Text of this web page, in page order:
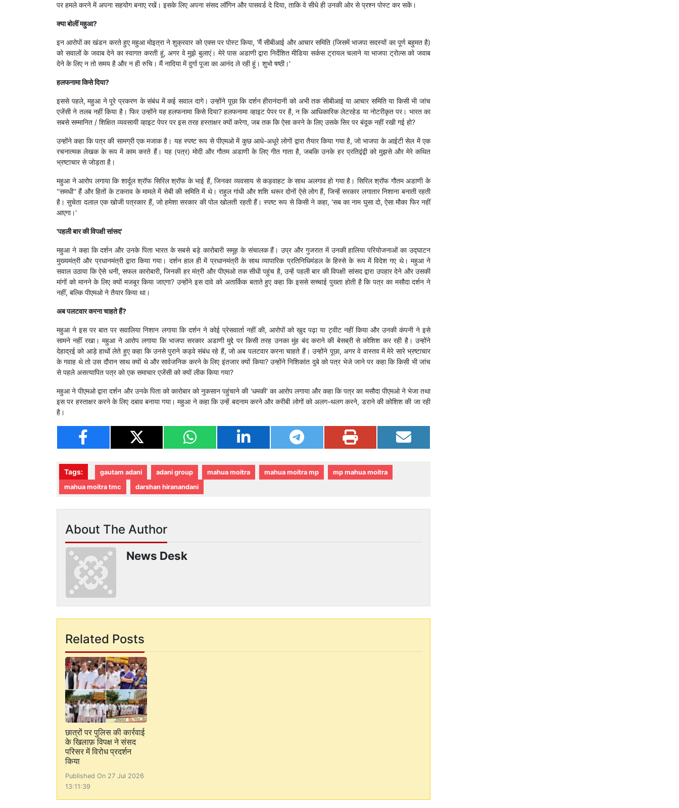
पर हमले करने में अपना सहयोग बनाए रखें। इसके लिए अपना संसद लॉगिन और पासवर्ड दे दिया, ताकि वे सीधे ही उनकी ओर से प्रश्न पोस्ट कर सकें।
क्या बोलीं महुआ?
इन आरोपों का खंडन करते हुए महुआ मोइत्रा ने शुक्रवार को एक्स पर पोस्ट किया, 'मैं सीबीआई और आचार समिति (जिसमें भाजपा सदस्यों का पूर्ण बहुमत है)
को सवालों के जवाब देने का स्वागत करती हूं, अगर वे मुझे बुलाएं। मेरे पास अडाणी द्वारा निर्देशित मीडिया सर्कस ट्रायल चलाने या भाजपा ट्रोल्स को जवाब
देने के लिए न तो समय है और न ही रुचि। मैं नादिया में दुर्गा पूजा का आनंद ले रही हूं। शुभो षष्ठी।'
हलफनामा किसे दिया?
इससे पहले, महुआ ने पूरे प्रकरण के संबंध में कई सवाल दागे। उन्होंने पूछा कि दर्शन हीरानंदानी को अभी तक सीबीआई या आचार समिति या किसी भी जांच
एजेंसी ने तलब नहीं किया है। फिर उन्होंने यह हलफनामा किसे दिया? हलफनामा व्हाइट पेपर पर है, न कि आधिकारिक लेटरहेड या नोटरीकृत पर। भारत का
सबसे सम्मानित / शिक्षित व्यवसायी व्हाइट पेपर पर इस तरह हस्ताक्षर क्यों करेगा, जब तक कि ऐसा करने के लिए उसके सिर पर बंदूक नहीं रखी गई हो?
उन्होंने कहा कि पत्र की सामग्री एक मजाक है। यह स्पष्ट रूप से पीएमओ में कुछ आधे-अधूरे लोगों द्वारा तैयार किया गया है, जो भाजपा के आईटी सेल में एक
रचनात्मक लेखक के रूप में काम करते हैं। यह (पत्र) मोदी और गौतम अडाणी के लिए गीत गाता है, जबकि उनके हर प्रतिद्वंद्वी को मुझसे और मेरे कथित
भ्रष्टाचार से जोड़ता है।
महुआ ने आरोप लगाया कि शार्दूल श्रॉफ सिरिल श्रॉफ के भाई हैं, जिनका व्यवसाय से कड़वाहट के साथ अलगाव हो गया है। सिरिल श्रॉफ गौतम अडाणी के
''समधी'' हैं और हितों के टकराव के मामले में सेबी की समिति में थे। राहुल गांधी और शशि थरूर दोनों ऐसे लोग हैं, जिन्हें सरकार लगातार निशाना बनाती रहती
है। सुचेता दलाल एक खोजी पत्रकार हैं, जो हमेशा सरकार की पोल खोलती रहती हैं। स्पष्ट रूप से किसी ने कहा, 'सब का नाम घुसा दो, ऐसा मौका फिर नहीं
आएगा।'
'पहली बार की विपक्षी सांसद'
महुआ ने कहा कि दर्शन और उनके पिता भारत के सबसे बड़े कारोबारी समूह के संचालक हैं। उप्र और गुजरात में उनकी हालिया परियोजनाओं का उद्घाटन
मुख्यमंत्री और प्रधानमंत्री द्वारा किया गया। दर्शन हाल ही में प्रधानमंत्री के साथ व्यापारिक प्रतिनिधिमंडल के हिस्से के रूप में विदेश गए थे। महुआ ने
सवाल उठाया कि ऐसे धनी, सफल कारोबारी, जिनकी हर मंत्री और पीएमओ तक सीधी पहुंच है, उन्हें पहली बार की विपक्षी सांसद द्वारा उपहार देने और उसकी
मांगों को मानने के लिए क्यों मजबूर किया जाएगा? उन्होंने इस दावे को अतार्किक बताते हुए कहा कि इससे सच्चाई पुख्ता होती है कि पत्र का मसौदा दर्शन ने
नहीं, बल्कि पीएमओ ने तैयार किया था।
अब पलटवार करना चाहते हैं?
महुआ ने इस पर बात पर सवालिया निशान लगाया कि दर्शन ने कोई प्रेसवार्ता नहीं की, आरोपों को खुद पढ़ा या ट्वीट नहीं किया और उनकी कंपनी ने इसे
सामने नहीं रखा। महुआ ने आरोप लगाया कि भाजपा सरकार अडाणी मुद्दे पर किसी तरह उनका मुंह बंद कराने की बेसब्री से कोशिश कर रही है। उन्होंने
देहाद्रई को आड़े हाथों लेते हुए कहा कि उनसे पुराने कड़वे संबंध रहे हैं, जो अब पलटवार करना चाहते हैं। उन्होंने पूछा, अगर वे वास्तव में मेरे सारे भ्रष्टाचार
के गवाह थे तो उस दौरान साथ क्यों थे और सार्वजनिक करने के लिए इंतजार क्यों किया? उन्होंने निशिकांत दुबे को पत्र भेजे जाने पर कहा कि किसी भी जांच
से पहले असत्यापित पत्र को एक समाचार एजेंसी को क्यों लीक किया गया?
महुआ ने पीएमओ द्वारा दर्शन और उनके पिता को कारोबार को नुकसान पहुंचाने की 'धमकी' का आरोप लगाया और कहा कि पत्र का मसौदा पीएमओ ने भेजा तथा
इस पर हस्ताक्षर करने के लिए दबाव बनाया गया। महुआ ने कहा कि उन्हें बदनाम करने और करीबी लोगों को अलग-थलग करने, डराने की कोशिश की जा रही
है।
Tags: gautam adani adani group mahua moitra mahua moitra mp
mp mahua moitra
mahua moitra tmc
darshan hiranandani
About The Author
News Desk
Related Posts
छात्रों पर पुलिस की कार्रवाई
के खिलाफ़ विपक्ष ने संसद
परिसर में विरोध प्रदर्शन
किया
Published On 27 Jul 2026
13:11:39